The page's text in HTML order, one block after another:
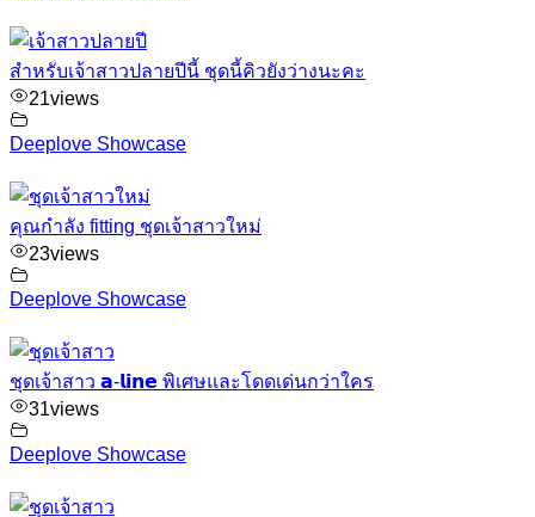
สำหรับเจ้าสาวปลายปีนี้ ชุดนี้คิวยังว่างนะคะ
21views
Deeplove Showcase
คุณกำลัง fitting ชุดเจ้าสาวใหม่
23views
Deeplove Showcase
ชุดเจ้าสาว 𝗮-𝗹𝗶𝗻𝗲 พิเศษและโดดเด่นกว่าใคร
31views
Deeplove Showcase